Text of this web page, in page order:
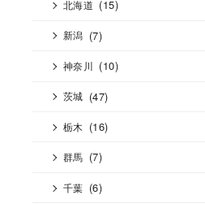
北海道 (15)
新潟 (7)
神奈川 (10)
茨城 (47)
栃木 (16)
群馬 (7)
千葉 (6)